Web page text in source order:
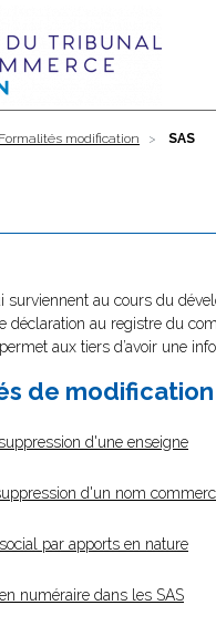
Formalités modification SAS
surviennent au cours du
déclaration au registre du
aux tiers d’avoir une
de
d'une enseigne
d'un nom
par apports en nature
numéraire dans les SAS